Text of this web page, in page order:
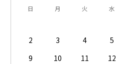
日 月 火 水
2
3 4 5
9
10 11 12